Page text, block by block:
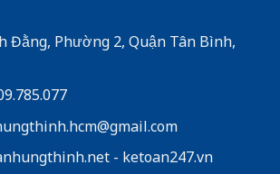
Đằng, Phường 2, Quận Tân Bình,
-ketoan247.vn